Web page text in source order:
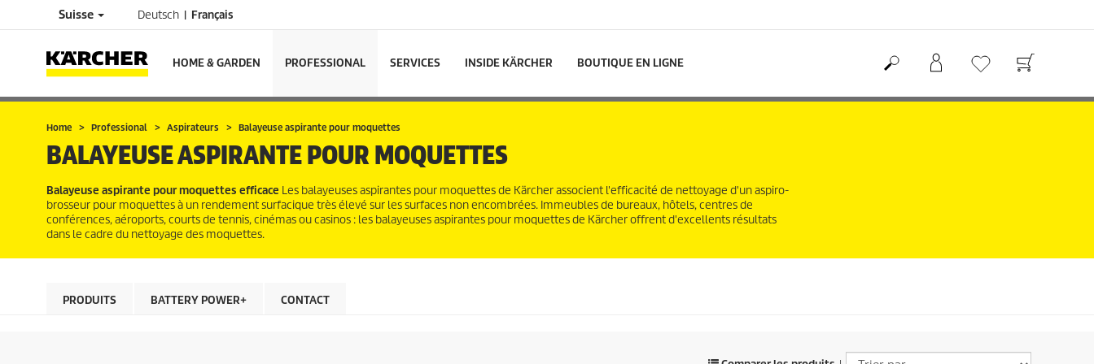
Suisse Deutsch Français
HOME & GARDEN PROFESSIONAL SERVICES INSIDE KÄRCHER BOUTIQUE EN LIGNE
Home Professional Aspirateurs Balayeuse aspirante pour moquettes
BALAYEUSE ASPIRANTE POUR MOQUETTES
Balayeuse aspirante pour moquettes efficace Les balayeuses aspirantes pour moquettes de Kärcher associent l'efficacité de nettoyage d'un aspiro-
brosseur pour moquettes à un rendement surfacique très élevé sur les surfaces non encombrées. Immeubles de bureaux, hôtels, centres de
conférences, aéroports, courts de tennis, cinémas ou casinos : les balayeuses aspirantes pour moquettes de Kärcher offrent d'excellents résultats
dans le cadre du nettoyage des moquettes.
PRODUITS BATTERY POWER+ CONTACT